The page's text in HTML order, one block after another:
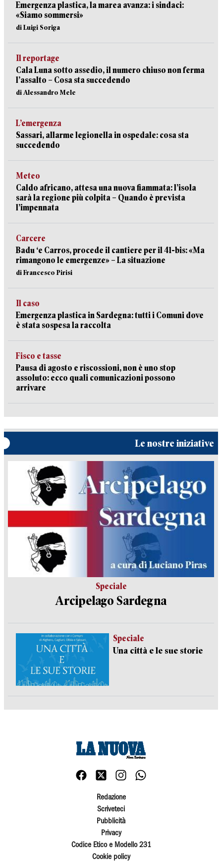
Emergenza plastica, la marea avanza: i sindaci:
«Siamo sommersi»
di Luigi Soriga
Il reportage
Cala Luna sotto assedio, il numero chiuso non ferma
l’assalto – Cosa sta succedendo
di Alessandro Mele
L’emergenza
Sassari, allarme legionella in ospedale: cosa sta
succedendo
Meteo
Caldo africano, attesa una nuova fiammata: l’isola
sarà la regione più colpita – Quando è prevista
l’impennata
Carcere
Badu ‘e Carros, procede il cantiere per il 41-bis: «Ma
rimangono le emergenze» – La situazione
di Francesco Pirisi
Il caso
Emergenza plastica in Sardegna: tutti i Comuni dove
è stata sospesa la raccolta
Fisco e tasse
Pausa di agosto e riscossioni, non è uno stop
assoluto: ecco quali comunicazioni possono
arrivare
Le nostre iniziative
Speciale
Arcipelago Sardegna
Speciale
Una città e le sue storie
Redazione
Scriveteci
Pubblicità
Privacy
Codice Etico e Modello 231
Cookie policy